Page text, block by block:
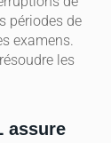
périodes de
examens.
les
assure